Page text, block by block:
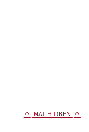
NACH OBEN